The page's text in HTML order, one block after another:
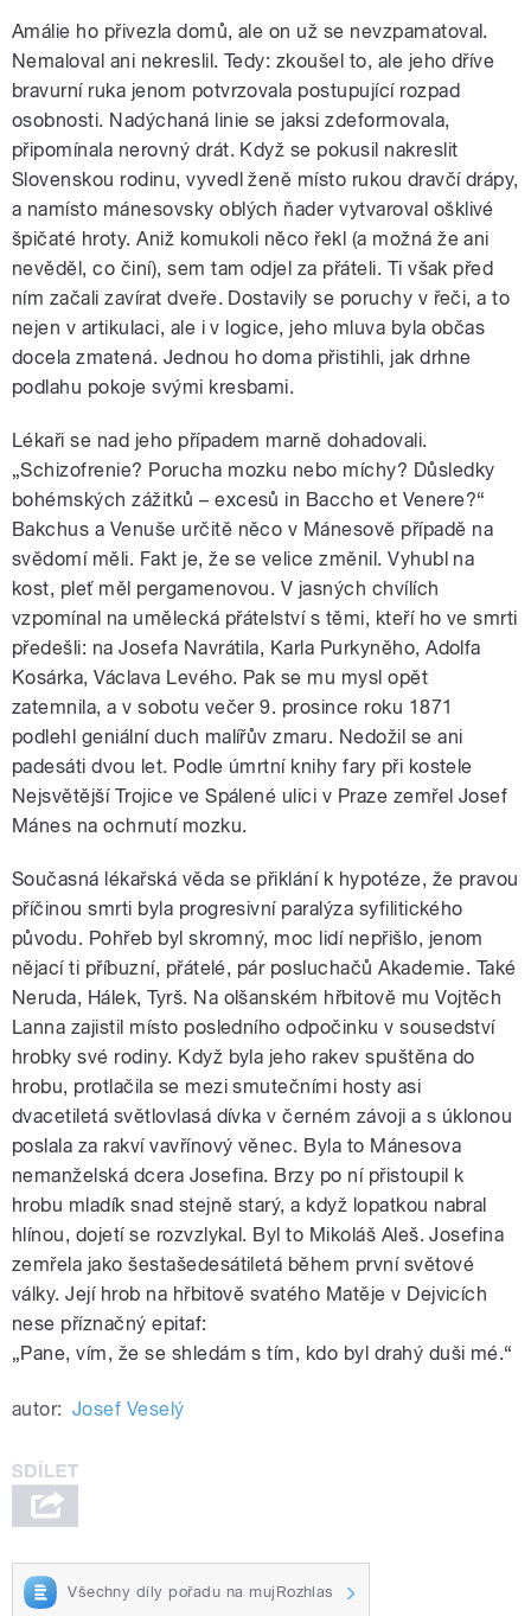
Amálie ho přivezla domů, ale on už se nevzpamatoval.
Nemaloval ani nekreslil. Tedy: zkoušel to, ale jeho dříve
bravurní ruka jenom potvrzovala postupující rozpad
osobnosti. Nadýchaná linie se jaksi zdeformovala,
připomínala nerovný drát. Když se pokusil nakreslit
Slovenskou rodinu, vyvedl ženě místo rukou dravčí drápy,
a namísto mánesovsky oblých ňader vytvaroval ošklivé
špičaté hroty. Aniž komukoli něco řekl (a možná že ani
nevěděl, co činí), sem tam odjel za přáteli. Ti však před
ním začali zavírat dveře. Dostavily se poruchy v řeči, a to
nejen v artikulaci, ale i v logice, jeho mluva byla občas
docela zmatená. Jednou ho doma přistihli, jak drhne
podlahu pokoje svými kresbami.
Lékaři se nad jeho případem marně dohadovali.
„Schizofrenie? Porucha mozku nebo míchy? Důsledky
bohémských zážitků – excesů in Baccho et Venere?“
Bakchus a Venuše určitě něco v Mánesově případě na
svědomí měli. Fakt je, že se velice změnil. Vyhubl na
kost, pleť měl pergamenovou. V jasných chvílích
vzpomínal na umělecká přátelství s těmi, kteří ho ve smrti
předešli: na Josefa Navrátila, Karla Purkyněho, Adolfa
Kosárka, Václava Levého. Pak se mu mysl opět
zatemnila, a v sobotu večer 9. prosince roku 1871
podlehl geniální duch malířův zmaru. Nedožil se ani
padesáti dvou let. Podle úmrtní knihy fary při kostele
Nejsvětější Trojice ve Spálené ulici v Praze zemřel Josef
Mánes na ochrnutí mozku.
Současná lékařská věda se přiklání k hypotéze, že pravou
příčinou smrti byla progresivní paralýza syfilitického
původu. Pohřeb byl skromný, moc lidí nepřišlo, jenom
nějací ti příbuzní, přátelé, pár posluchačů Akademie. Také
Neruda, Hálek, Tyrš. Na olšanském hřbitově mu Vojtěch
Lanna zajistil místo posledního odpočinku v sousedství
hrobky své rodiny. Když byla jeho rakev spuštěna do
hrobu, protlačila se mezi smutečními hosty asi
dvacetiletá světlovlasá dívka v černém závoji a s úklonou
poslala za rakví vavřínový věnec. Byla to Mánesova
nemanželská dcera Josefina. Brzy po ní přistoupil k
hrobu mladík snad stejně starý, a když lopatkou nabral
hlínou, dojetí se rozvzlykal. Byl to Mikoláš Aleš. Josefina
zemřela jako šestašedesátiletá během první světové
války. Její hrob na hřbitově svatého Matěje v Dejvicích
nese příznačný epitaf:
„Pane, vím, že se shledám s tím, kdo byl drahý duši mé.“
autor: Josef Veselý
Všechny díly pořadu na mujRozhlas